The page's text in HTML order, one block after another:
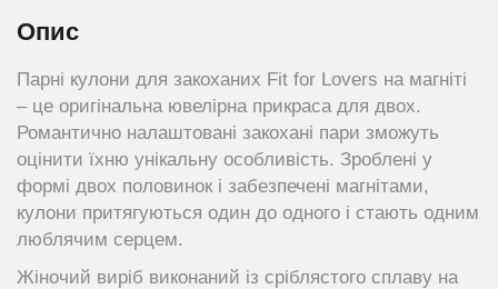
Опис
Парні кулони для закоханих Fit for Lovers на магніті
– це оригінальна ювелірна прикраса для двох.
Романтично налаштовані закохані пари зможуть
оцінити їхню унікальну особливість. Зроблені у
формі двох половинок і забезпечені магнітами,
кулони притягуються один до одного і стають одним
люблячим серцем.
Жіночий виріб виконаний із сріблястого сплаву на